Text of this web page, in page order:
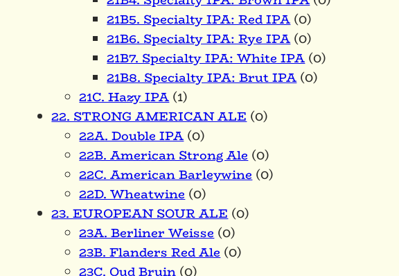
21B5. Specialty IPA: Red IPA(0)
21B6. Specialty IPA: Rye IPA(0)
21B7. Specialty IPA: White IPA(0)
21B8. Specialty IPA: Brut IPA(0)
21C. Hazy IPA(1)
22. STRONG AMERICAN ALE(0)
22A. Double IPA(0)
22B. American Strong Ale(0)
22C. American Barleywine(0)
22D. Wheatwine(0)
23. EUROPEAN SOUR ALE(0)
23A. Berliner Weisse(0)
23B. Flanders Red Ale(0)
23C. Oud Bruin(0)